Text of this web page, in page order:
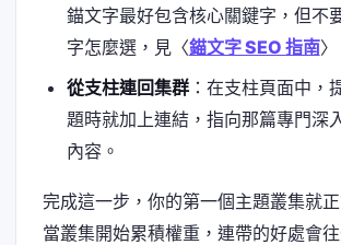
錨文字最好包含核心關鍵字，但不
字怎麼選，見〈錨文字 SEO 指南〉
從支柱連回集群：在支柱頁面中，
題時就加上連結，指向那篇專門深
內容。
完成這一步，你的第一個主題叢集就
當叢集開始累積權重，連帶的好處會